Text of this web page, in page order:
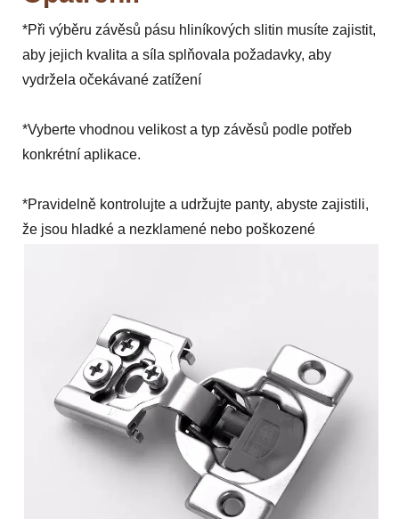
*Při výběru závěsů pásu hliníkových slitin musíte zajistit,
aby jejich kvalita a síla splňovala požadavky, aby
vydržela očekávané zatížení
*Vyberte vhodnou velikost a typ závěsů podle potřeb
konkrétní aplikace.
*Pravidelně kontrolujte a udržujte panty, abyste zajistili,
že jsou hladké a nezklamené nebo poškozené